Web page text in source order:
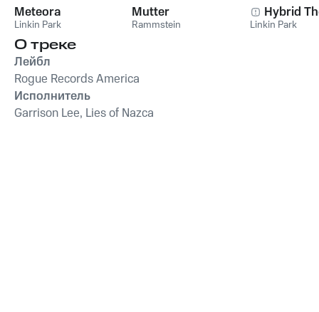
Meteora
Linkin Park
Mutter
Rammstein
Hybrid
Linkin Park
О треке
Лейбл
Rogue Records America
Исполнитель
Garrison Lee, Lies of Nazca